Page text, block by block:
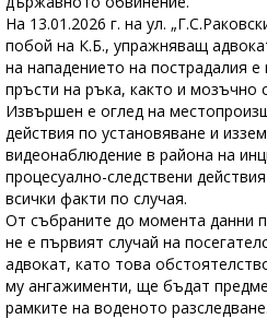
На 13.01.2026 г. на ул.
побой на К.Б., упражняващ
на нападението на пострадалия
пръсти на ръка, както и мозъчно
Извършен е оглед на
действия по установяване и
видеонаблюдение в района на
процесуално-следствени
всички факти по случая.
От събраните до момента данни
не е първият случай на
адвокат, като това
му ангажименти, ще бъдат
рамките на воденото разследване.